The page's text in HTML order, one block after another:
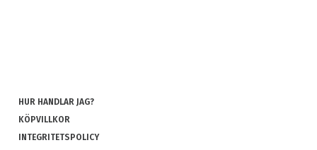
HUR HANDLAR JAG?
KÖPVILLKOR
INTEGRITETSPOLICY